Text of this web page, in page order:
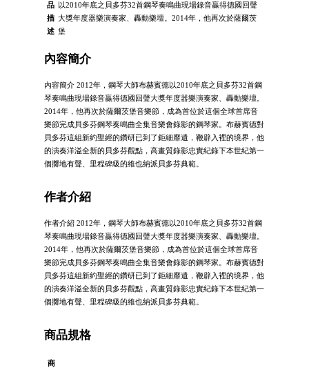
品
描
述
以2010年底之貝多芬32首鋼琴奏鳴曲現場錄音贏得德國回聲
大獎年度器樂演奏家、轟動樂壇。2014年，他再次於薩爾茨
堡
內容簡介
內容簡介 2012年，鋼琴大師布赫賓德以2010年底之貝多芬32首鋼
琴奏鳴曲現場錄音贏得德國回聲大獎年度器樂演奏家、轟動樂壇。
2014年，他再次於薩爾茨堡音樂節，成為首位於這個全球首席音
樂節完成貝多芬鋼琴奏鳴曲全集音樂會錄影的鋼琴家。布赫賓德對
貝多芬這組新約聖經的鑽研已到了鉅細靡遺，鞭辟入裡的境界，他
的演奏洋溢全新的貝多芬觀點，高畫質錄影忠實紀錄下本世紀第一
個擲地有聲、里程碑級的維也納派貝多芬典範。
作者介紹
作者介紹 2012年，鋼琴大師布赫賓德以2010年底之貝多芬32首鋼
琴奏鳴曲現場錄音贏得德國回聲大獎年度器樂演奏家、轟動樂壇。
2014年，他再次於薩爾茨堡音樂節，成為首位於這個全球首席音
樂節完成貝多芬鋼琴奏鳴曲全集音樂會錄影的鋼琴家。布赫賓德對
貝多芬這組新約聖經的鑽研已到了鉅細靡遺，鞭辟入裡的境界，他
的演奏洋溢全新的貝多芬觀點，高畫質錄影忠實紀錄下本世紀第一
個擲地有聲、里程碑級的維也納派貝多芬典範。
商品規格
商